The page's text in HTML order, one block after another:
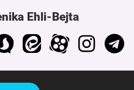
Ehli-Bejta